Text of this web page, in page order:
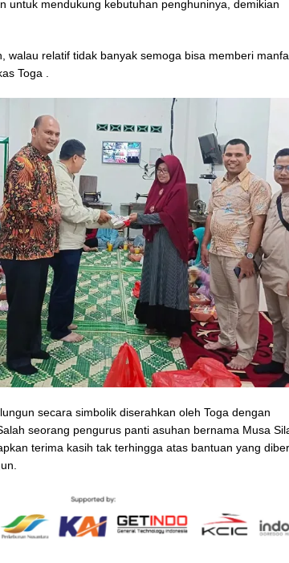
untuk mendukung kebutuhan penghuninya, demikian
walau relatif tidak banyak semoga bisa memberi
Toga .
secara simbolik diserahkan oleh Toga dengan
seorang pengurus panti asuhan bernama Musa
terima kasih tak terhingga atas bantuan yang